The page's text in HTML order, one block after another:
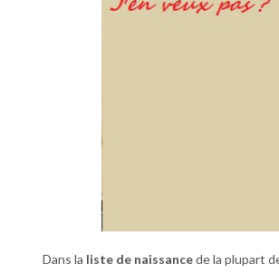
Dans la liste de naissancede la plupart